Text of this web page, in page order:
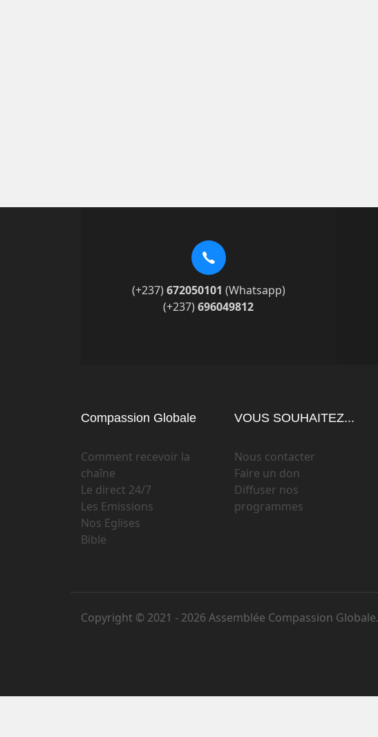
(+237) 672050101 (Whatsapp)
(+237)696049812
Compassion Globale
Comment recevoir la
chaîne
Le direct 24/7
Les Emissions
Nos Eglises
Bible
VOUS SOUHAITEZ...
Nous contacter
Faire un don
Diffuser nos
programmes
Copyright © 2021 - 2026 Assemblée Compassion